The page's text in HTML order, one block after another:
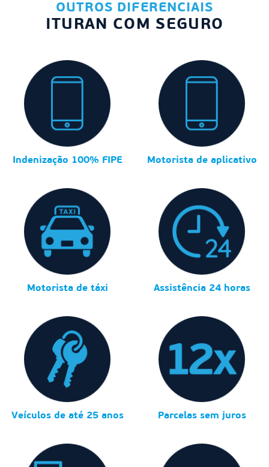
OUTROS DIFERENCIAIS
ITURAN COM SEGURO
Indenização 100% FIPE Motorista de aplicativo
Motorista de táxi Assistência 24 horas
Veículos de até 25 anos Parcelas sem juros